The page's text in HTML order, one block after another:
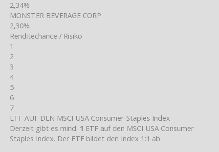
2,34%
MONSTER BEVERAGE CORP
2,30%
Renditechance / Risiko
1
2
3
4
5
6
7
ETF AUF DEN MSCI USA Consumer Staples Index
Derzeit gibt es mind. 1 ETF auf den MSCI USA Consumer
Staples Index. Der ETF bildet den Index 1:1 ab.